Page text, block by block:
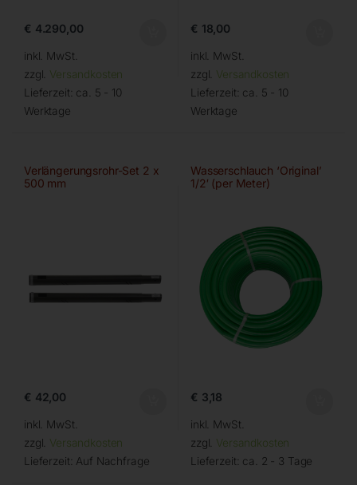
€ 4.290,00
inkl. MwSt.
zzgl. Versandkosten
Lieferzeit: ca. 5 - 10
Werktage
€ 18,00
inkl. MwSt.
zzgl. Versandkosten
Lieferzeit: ca. 5 - 10
Werktage
Verlängerungsrohr-Set 2 x
500 mm
€ 42,00
inkl. MwSt.
zzgl. Versandkosten
Lieferzeit: Auf Nachfrage
Wasserschlauch ‘Original’
1/2′ (per Meter)
€ 3,18
inkl. MwSt.
zzgl. Versandkosten
Lieferzeit: ca. 2 - 3 Tage